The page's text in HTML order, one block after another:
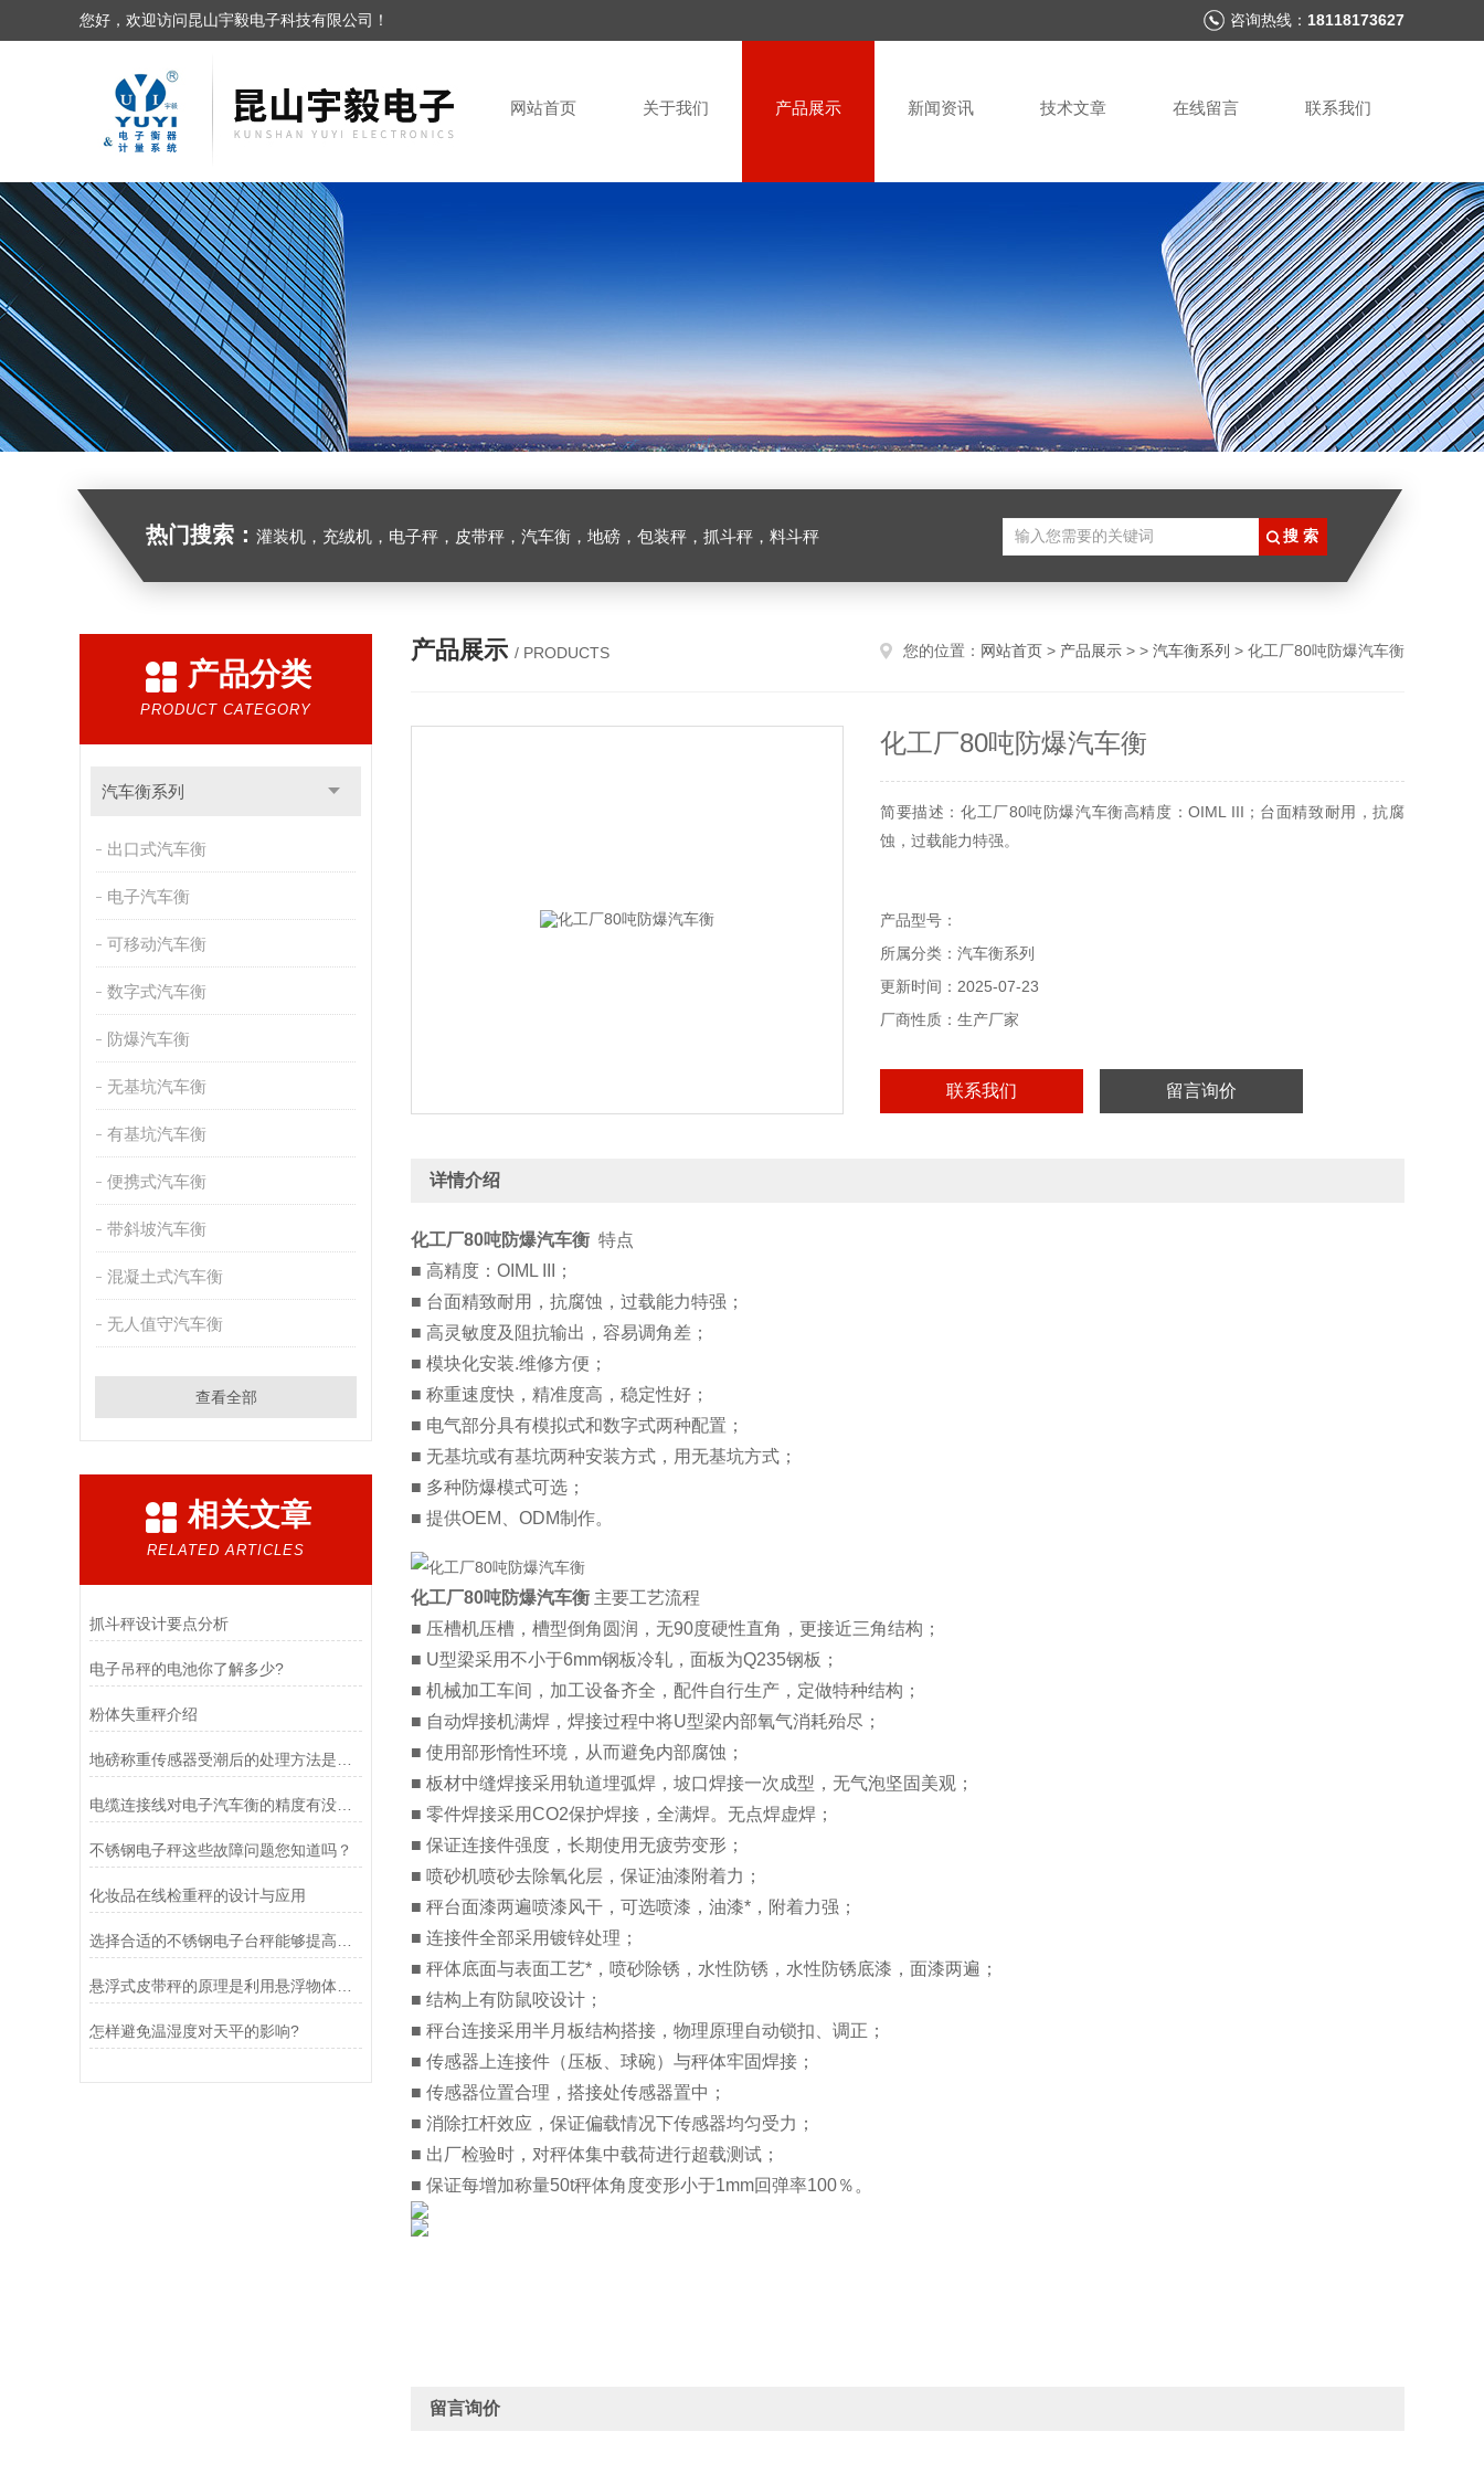
您好，欢迎访问昆山宇毅电子科技有限公司！ 咨询热线： 18118173627
网站首页 关于我们 产品展示 新闻资讯 技术文章 在线留言 联系我们
热门搜索： 灌装机，充绒机，电子秤，皮带秤，汽车衡，地磅，包装秤，抓斗秤，料斗秤
产品分类
PRODUCT CATEGORY
汽车衡系列
出口式汽车衡
电子汽车衡
可移动汽车衡
数字式汽车衡
防爆汽车衡
无基坑汽车衡
有基坑汽车衡
便携式汽车衡
带斜坡汽车衡
混凝土式汽车衡
无人值守汽车衡
查看全部
相关文章
RELATED ARTICLES
抓斗秤设计要点分析
电子吊秤的电池你了解多少?
粉体失重秤介绍
电缆连接线对电子汽车衡的精度有没有影响呢
不锈钢电子秤这些故障问题您知道吗？
化妆品在线检重秤的设计与应用
悬浮式皮带秤的原理是利用悬浮物体重力与浮力的平衡原理
怎样避免温湿度对天平的影响?
产品展示 / PRODUCTS 您的位置： 网站首页 > 产品展示 > > 汽车衡系列 > 化工厂80吨防爆汽车衡
化工厂80吨防爆汽车衡
简要描述：化工厂80吨防爆汽车衡高精度：OIML III；台面精致耐用，抗腐
蚀，过载能力特强。
产品型号：
所属分类：汽车衡系列
更新时间：2025-07-23
厂商性质：生产厂家
联系我们 留言询价
详情介绍
化工厂80吨防爆汽车衡 特点
■ 高精度：OIML III；
■ 台面精致耐用，抗腐蚀，过载能力特强；
■ 高灵敏度及阻抗输出，容易调角差；
■ 模块化安装.维修方便；
■ 称重速度快，精准度高，稳定性好；
■ 电气部分具有模拟式和数字式两种配置；
■ 无基坑或有基坑两种安装方式，用无基坑方式；
■ 多种防爆模式可选；
■ 提供OEM、ODM制作。
化工厂80吨防爆汽车衡 主要工艺流程
■ 压槽机压槽，槽型倒角圆润，无90度硬性直角，更接近三角结构；
■ U型梁采用不小于6mm钢板冷轧，面板为Q235钢板；
■ 机械加工车间，加工设备齐全，配件自行生产，定做特种结构；
■ 自动焊接机满焊，焊接过程中将U型梁内部氧气消耗殆尽；
■ 使用部形惰性环境，从而避免内部腐蚀；
■ 板材中缝焊接采用轨道埋弧焊，坡口焊接一次成型，无气泡坚固美观；
■ 零件焊接采用CO2保护焊接，全满焊。无点焊虚焊；
■ 保证连接件强度，长期使用无疲劳变形；
■ 喷砂机喷砂去除氧化层，保证油漆附着力；
■ 秤台面漆两遍喷漆风干，可选喷漆，油漆*，附着力强；
■ 连接件全部采用镀锌处理；
■ 秤体底面与表面工艺*，喷砂除锈，水性防锈，水性防锈底漆，面漆两遍；
■ 结构上有防鼠咬设计；
■ 秤台连接采用半月板结构搭接，物理原理自动锁扣、调正；
■ 传感器上连接件（压板、球碗）与秤体牢固焊接；
■ 传感器位置合理，搭接处传感器置中；
■ 消除扛杆效应，保证偏载情况下传感器均匀受力；
■ 出厂检验时，对秤体集中载荷进行超载测试；
■ 保证每增加称量50t秤体角度变形小于1mm回弹率100％。
留言询价